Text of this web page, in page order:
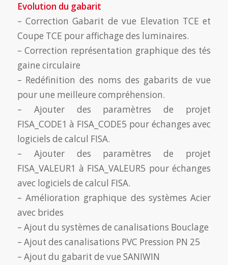
Evolution du gabarit
– Correction Gabarit de vue Elevation TCE et
Coupe TCE pour affichage des luminaires.
– Correction représentation graphique des tés
gaine circulaire
– Redéfinition des noms des gabarits de vue
pour une meilleure compréhension.
– Ajouter des paramètres de projet
FISA_CODE1 à FISA_CODE5 pour échanges avec
logiciels de calcul FISA.
– Ajouter des paramètres de projet
FISA_VALEUR1 à FISA_VALEUR5 pour échanges
avec logiciels de calcul FISA.
– Amélioration graphique des systèmes Acier
avec brides
– Ajout du systèmes de canalisations Bouclage
– Ajout des canalisations PVC Pression PN 25
– Ajout du gabarit de vue SANIWIN